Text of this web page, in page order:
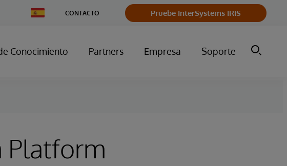
Change
Country
CONTACTO Pruebe InterSystems IRIS
Conocimiento Partners Empresa Soporte
Platform